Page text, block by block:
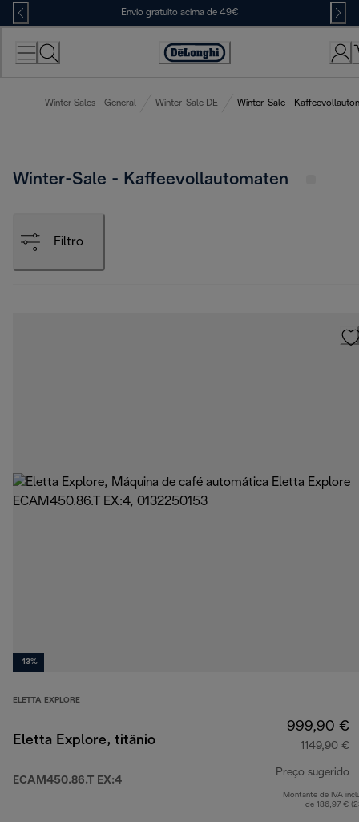
Skip
to
Content
Envio gratuito acima de 49€
Accessibility
Winter Sales - General Winter-Sale DE Winter-Sale -
Winter-Sale - Kaffeevollautomaten
Filtro
-13%
ELETTA EXPLORE
Eletta Explore, titânio
ECAM450.86.T EX:4
999,90 €
1149,90 €
Preço sugerido
Montante de IVA
de 186,97 €